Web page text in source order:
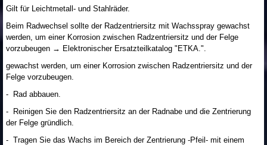
Gilt für Leichtmetall- und Stahlräder.
Beim Radwechsel sollte der Radzentriersitz mit Wachsspray gewachst
werden, um einer Korrosion zwischen Radzentriersitz und der Felge
vorzubeugen → Elektronischer Ersatzteilkatalog "ETKA.".
gewachst werden, um einer Korrosion zwischen Radzentriersitz und der
Felge vorzubeugen.
- Rad abbauen.
- Reinigen Sie den Radzentriersitz an der Radnabe und die Zentrierung
der Felge gründlich.
- Tragen Sie das Wachs im Bereich der Zentrierung -Pfeil- mit einem